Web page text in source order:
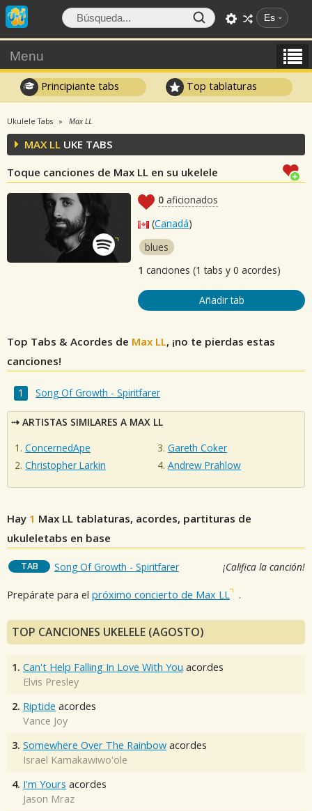
Es
Menu
Principiante tabs Top tablaturas
Ukulele Tabs Max LL
MAX LL UKE TABS
Toque canciones de Max LL en su ukelele
0 aficionados
(Canadá)
blues
1 canciones (1 tabs y 0 acordes)
Añadir tab
Top Tabs & Acordes de Max LL, ¡no te pierdas estas
canciones!
Song Of Growth - Spiritfarer
ARTISTAS SIMILARES A MAX LL
ConcernedApe
Christopher Larkin
Gareth Coker
Andrew Prahlow
Hay 1 Max LL tablaturas, acordes, partituras de
ukuleletabs en base
TAB Song Of Growth - Spiritfarer ¡Califica la canción!
Prepárate para el próximo concierto de Max LL .
TOP CANCIONES UKELELE (AGOSTO)
1. Can't Help Falling In Love With You acordes
Elvis Presley
2. Riptide acordes
Vance Joy
3. Somewhere Over The Rainbow acordes
Israel Kamakawiwo'ole
4. I'm Yours acordes
Jason Mraz